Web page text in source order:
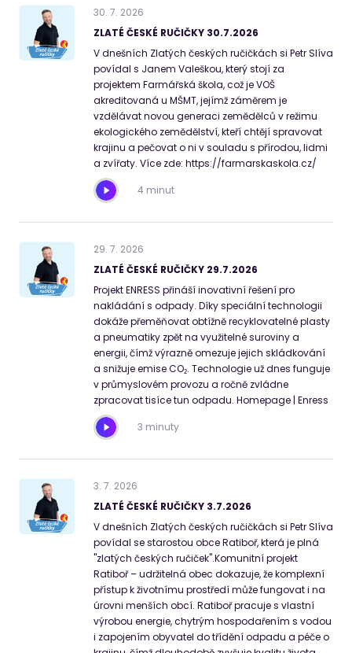
30. 7. 2026
ZLATÉ ČESKÉ RUČIČKY 30.7.2026
V dnešních Zlatých českých ručičkách si Petr Slíva
povídal s Janem Valeškou, který stojí za
projektem Farmářská škola, což je VOŠ
akreditovaná u MŠMT, jejímž záměrem je
vzdělávat novou generaci zemědělců v režimu
ekologického zemědělství, kteří chtějí spravovat
krajinu a pečovat o ni v souladu s přírodou, lidmi
a zvířaty. Více zde: https://farmarskaskola.cz/
4 minut
29. 7. 2026
ZLATÉ ČESKÉ RUČIČKY 29.7.2026
Projekt ENRESS přináší inovativní řešení pro
nakládání s odpady. Díky speciální technologii
dokáže přeměňovat obtížně recyklovatelné plasty
a pneumatiky zpět na využitelné suroviny a
energii, čímž výrazně omezuje jejich skládkování
a snižuje emise CO₂. Technologie už dnes funguje
v průmyslovém provozu a ročně zvládne
zpracovat tisíce tun odpadu. Homepage | Enress
3 minuty
3. 7. 2026
ZLATÉ ČESKÉ RUČIČKY 3.7.2026
V dnešních Zlatých českých ručičkách si Petr Slíva
povídal se starostou obce Ratiboř, která je plná
"zlatých českých ručiček".Komunitní projekt
Ratiboř – udržitelná obec dokazuje, že komplexní
přístup k životnímu prostředí může fungovat i na
úrovni menších obcí. Ratiboř pracuje s vlastní
výrobou energie, chytrým hospodařením s vodou
i zapojením obyvatel do třídění odpadu a péče o